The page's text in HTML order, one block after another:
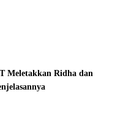
Meletakkan Ridha dan